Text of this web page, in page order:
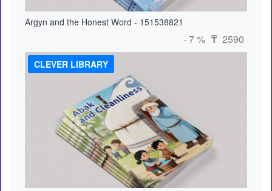
Argyn and the Honest Word - 151538821
- 7 % ₸ 2590
CLEVER LIBRARY